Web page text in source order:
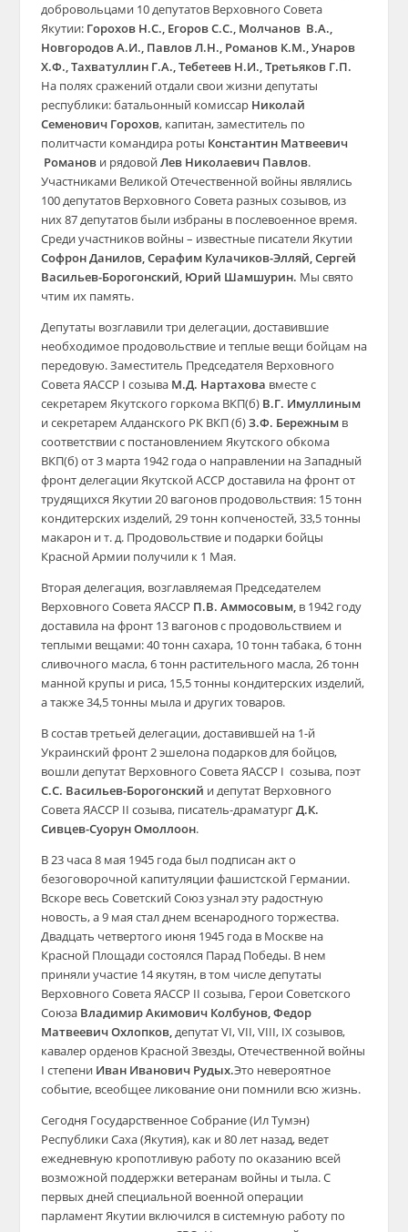
добровольцами 10 депутатов Верховного Совета
Якутии: Горохов Н.С., Егоров С.С., Молчанов В.А.,
Новгородов А.И., Павлов Л.Н., Романов К.М., Унаров
Х.Ф., Тахватуллин Г.А., Тебетеев Н.И., Третьяков Г.П.
На полях сражений отдали свои жизни депутаты
республики: батальонный комиссар Николай
Семенович Горохов, капитан, заместитель по
политчасти командира роты Константин Матвеевич
Романови рядовойЛев Николаевич Павлов.
Участниками Великой Отечественной войны являлись
100 депутатов Верховного Совета разных созывов, из
них 87 депутатов были избраны в послевоенное время.
Среди участников войны – известные писатели Якутии
Софрон Данилов, Серафим Кулачиков-Элляй, Сергей
Васильев-Борогонский, Юрий Шамшурин. Мы свято
чтим их память.
Депутаты возглавили три делегации, доставившие
необходимое продовольствие и теплые вещи бойцам на
передовую. Заместитель Председателя Верховного
Совета ЯАССР I созыва М.Д. Нартахова вместе с
секретарем Якутского горкома ВКП(б) В.Г. Имуллиным
и секретарем Алданского РК ВКП (б)З.Ф. Бережнымв
соответствии с постановлением Якутского обкома
ВКП(б) от 3 марта 1942 года о направлении на Западный
фронт делегации Якутской АССР доставила на фронт от
трудящихся Якутии 20 вагонов продовольствия: 15 тонн
кондитерских изделий, 29 тонн копченостей, 33,5 тонны
макарон и т. д. Продовольствие и подарки бойцы
Красной Армии получили к 1 Мая.
Вторая делегация, возглавляемая Председателем
Верховного Совета ЯАССР П.В. Аммосовым,в 1942 году
доставила на фронт 13 вагонов с продовольствием и
теплыми вещами: 40 тонн сахара, 10 тонн табака, 6 тонн
сливочного масла, 6 тонн растительного масла, 26 тонн
манной крупы и риса, 15,5 тонны кондитерских изделий,
а также 34,5 тонны мыла и других товаров.
В состав третьей делегации, доставившей на 1-й
Украинский фронт 2 эшелона подарков для бойцов,
вошли депутат Верховного Совета ЯАССР I созыва, поэт
С.С. Васильев-Борогонский и депутат Верховного
Совета ЯАССР II созыва, писатель-драматургД.К.
Сивцев-Суорун Омоллоон.
В 23 часа 8 мая 1945 года был подписан акт о
безоговорочной капитуляции фашистской Германии.
Вскоре весь Советский Союз узнал эту радостную
новость, а 9 мая стал днем всенародного торжества.
Двадцать четвертого июня 1945 года в Москве на
Красной Площади состоялся Парад Победы. В нем
приняли участие 14 якутян, в том числе депутаты
Верховного Совета ЯАССР II созыва, Герои Советского
Союза Владимир Акимович Колбунов,Федор
Матвеевич Охлопков,депутат VI, VII, VIII, IX созывов,
кавалер орденов Красной Звезды, Отечественной войны
I степени Иван Иванович Рудых.Это невероятное
событие, всеобщее ликование они помнили всю жизнь.
Сегодня Государственное Собрание (Ил Тумэн)
Республики Саха (Якутия), как и 80 лет назад, ведет
ежедневную кропотливую работу по оказанию всей
возможной поддержки ветеранам войны и тыла. С
первых дней специальной военной операции
парламент Якутии включился в системную работу по